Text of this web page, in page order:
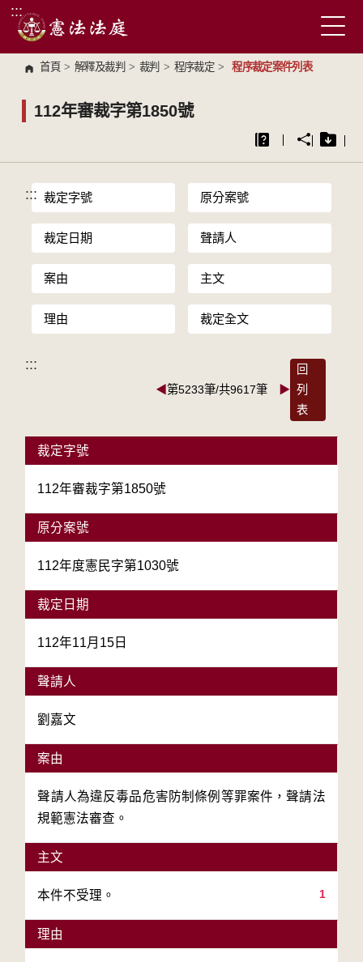
跳到主要內容區塊
:::
首頁 > 解釋及裁判 > 裁判 > 程序裁定 > 程序裁定案件列表
112年審裁字第1850號
::: 裁定字號 原分案號
裁定日期 聲請人
案由 主文
理由 裁定全文
:::
◀第5233筆/共9617筆 ▶
回
列
表
裁定字號
112年審裁字第1850號
原分案號
112年度憲民字第1030號
裁定日期
112年11月15日
聲請人
劉嘉文
案由
聲請人為違反毒品危害防制條例等罪案件，聲請法
規範憲法審查。
主文
1
本件不受理。
理由